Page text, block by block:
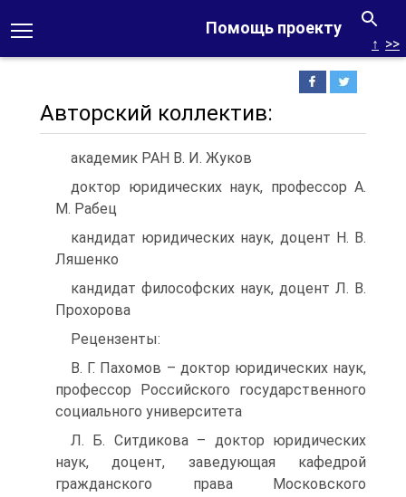
Помощь проекту
↑ >>
Авторский коллектив:
академик РАН В. И. Жуков
доктор юридических наук, профессор A.
M. Рабец
кандидат юридических наук, доцент Н. В.
Ляшенко
кандидат философских наук, доцент Л. В.
Прохорова
Рецензенты:
В. Г. Пахомов – доктор юридических наук,
профессор Российского государственного
социального университета
Л. Б. Ситдикова – доктор юридических
наук, доцент, заведующая кафедрой
гражданского права Московского